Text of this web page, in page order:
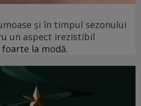
şi în timpul sezonului
un aspect irezistibil
la modă.